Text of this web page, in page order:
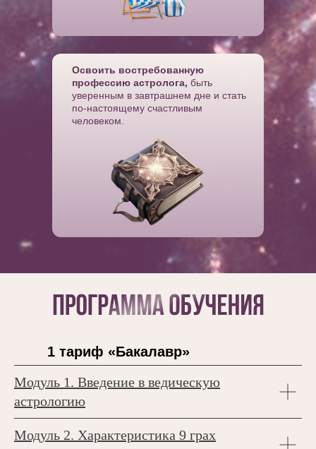
Освоить востребованную
профессию астролога, быть
уверенным в завтрашнем дне и стать
по-настоящему счастливым
человеком.
1 тариф «Бакалавр»
Модуль 1. Введение в ведическую
астрологию
Модуль 2. Характеристика 9 грах